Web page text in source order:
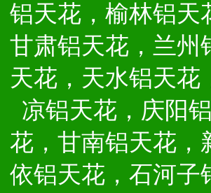
铝天花，榆林铝天
甘肃铝天花，兰州
天花，天水铝天花
凉铝天花，庆阳
花，甘南铝天花，
依铝天花，石河子